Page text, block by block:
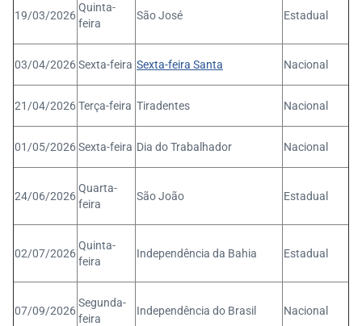
19/03/2026
Quinta-
feira
São José Estadual
03/04/2026Sexta-feira Sexta-feira Santa Nacional
21/04/2026Terça-feira Tiradentes Nacional
01/05/2026Sexta-feira Dia do Trabalhador Nacional
24/06/2026
Quarta-
feira
São João Estadual
02/07/2026
Quinta-
feira
Independência da Bahia Estadual
07/09/2026
Segunda-
feira
Independência do Brasil Nacional